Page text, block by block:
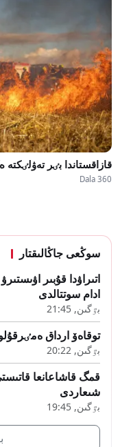
قازاقستاندا بٸر
Dala 360
سوڭعى جاڭالىقتار
اتىراۋدا قۇبىر
ادام سوتتالدى
بٷگىن, 21:45
توقاەۆ ارداق
بٷگىن, 20:22
شىعاردى
بٷگىن, 19:45